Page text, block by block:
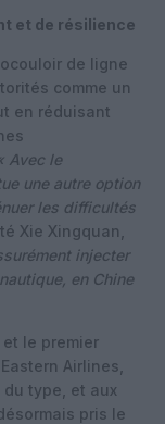
et de résilience
de ligne
comme un
en réduisant
Avec le
une autre option
les difficultés
Xie Xingquan,
injecter
en Chine
le premier
Airlines,
type, et aux
pris le